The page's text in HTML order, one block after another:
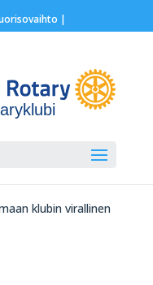
|
klubin virallinen